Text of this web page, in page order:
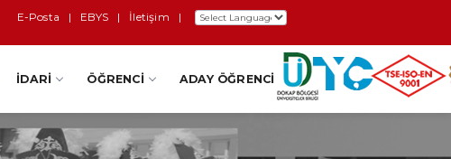
E-Posta | EBYS | İletişim |
İDARI ÖĞRENCI ADAY ÖĞRENCI